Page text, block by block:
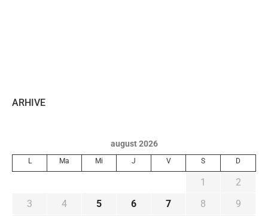
ARHIVE
august 2026
L Ma Mi J V S D
1
2
3
4 5 6 7 8
9